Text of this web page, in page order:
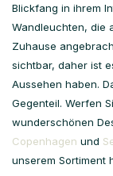
Blickfang in ihrem
Wandleuchten, die
Zuhause
sichtbar, daher ist
Aussehen haben.
Gegenteil. Werfen
wunderschönen
Copenhagen und
unserem Sortiment